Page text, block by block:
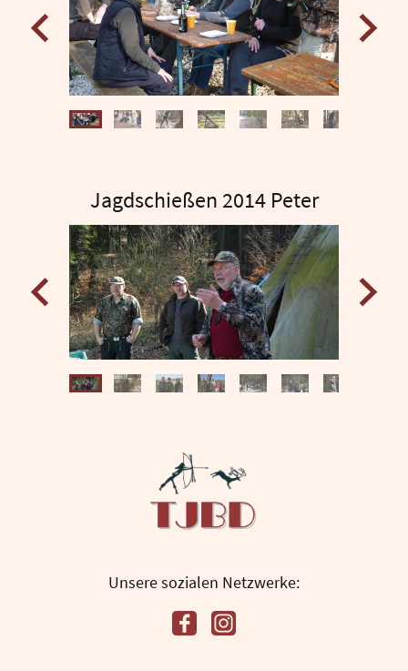
Jagdschießen 2014 Peter
Unsere sozialen Netzwerke: